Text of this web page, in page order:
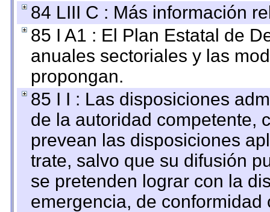
84 LIII C : Más información
85 I A1 : El Plan Estatal de
anuales sectoriales y las
propongan.
85 I I : Las disposiciones
de la autoridad competente,
prevean las disposiciones
trate, salvo que su difusión
se pretenden lograr con la
emergencia, de